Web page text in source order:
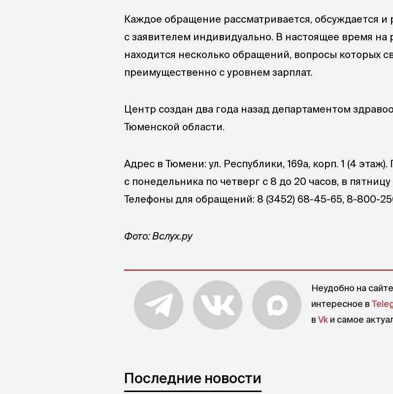
Каждое обращение рассматривается, обсуждается и
с заявителем индивидуально. В настоящее время на
находится несколько обращений, вопросы которых
преимущественно с уровнем зарплат.
Центр создан два года назад департаментом
Тюменской области.
Адрес в Тюмени: ул. Республики, 169a, корп. 1 (4 этаж).
с понедельника по четверг с 8 до 20 часов, в пятницу
Телефоны для обращений: 8 (3452) 68-45-65, 8-800-
Фото: Вслух.ру
Неудобно на
интересное в
в Vk и самое
Последние новости